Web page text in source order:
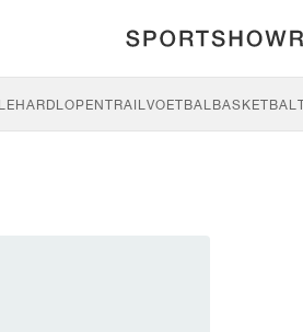
HARDLOPENTRAILVOETBALBASKETBAL